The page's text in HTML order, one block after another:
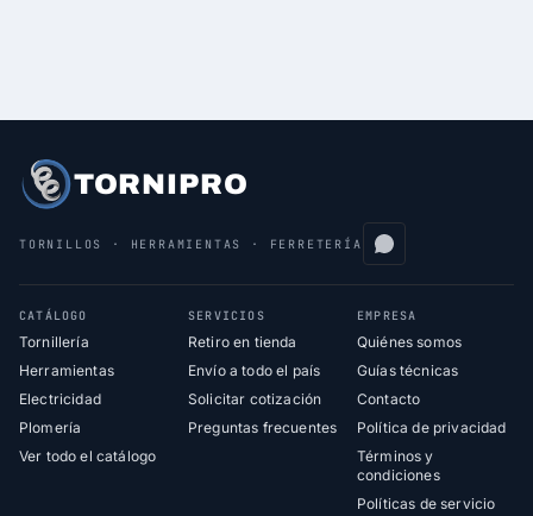
TORNIPRO
TORNILLOS · HERRAMIENTAS · FERRETERÍA
CATÁLOGO
Tornillería
Herramientas
Electricidad
Plomería
Ver todo el catálogo
SERVICIOS
Retiro en tienda
Envío a todo el país
Solicitar cotización
Preguntas frecuentes
EMPRESA
Quiénes somos
Guías técnicas
Contacto
Política de privacidad
Términos y
condiciones
Políticas de servicio